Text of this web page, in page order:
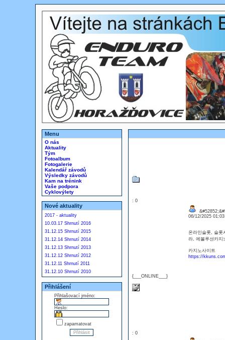
Menu
O nás
Aktuality
Tým
Fotoalbum
Fotogalerie
Kalendář závodů
Výsledky závodů
Kam na trénink
Vaše podpora
Cyklovýlety
Nové aktuality
2017 - aktuality
10.03.17 Shrnutí 2016
31.12.15 Shrnutí 2015
31.12.14 Shrnutí 2014
31.12.13 Shrnutí 2013
31.12.12 Shrnutí 2012
31.12.11 Shrnutí 2011
31.12.10 Shrnutí 2010
Přihlášení
Přihlašovací jméno:
Heslo:
zapamatovat
: 0
{___ONLINE___}
06/12/2025
온라인슬롯, 슬롯
라, 에볼루션카지
카지노사이트
https://
: 0